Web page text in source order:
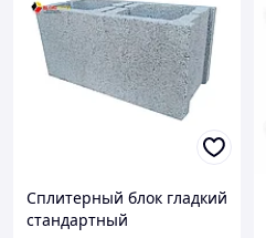
Сплитерный блок гладкий
стандартный